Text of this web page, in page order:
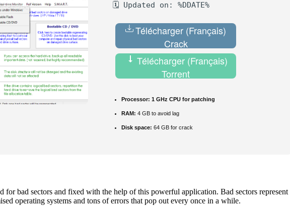
🗓 Updated on: %DDATE%
Télécharger (Français)
Crack
Télécharger (Français)
Torrent
Processor: 1 GHz CPU for patching
RAM: 4 GB to avoid lag
Disk space: 64 GB for crack
for bad sectors and fixed with the help of this powerful application. Bad sectors
operating systems and tons of errors that pop out every once in a while.